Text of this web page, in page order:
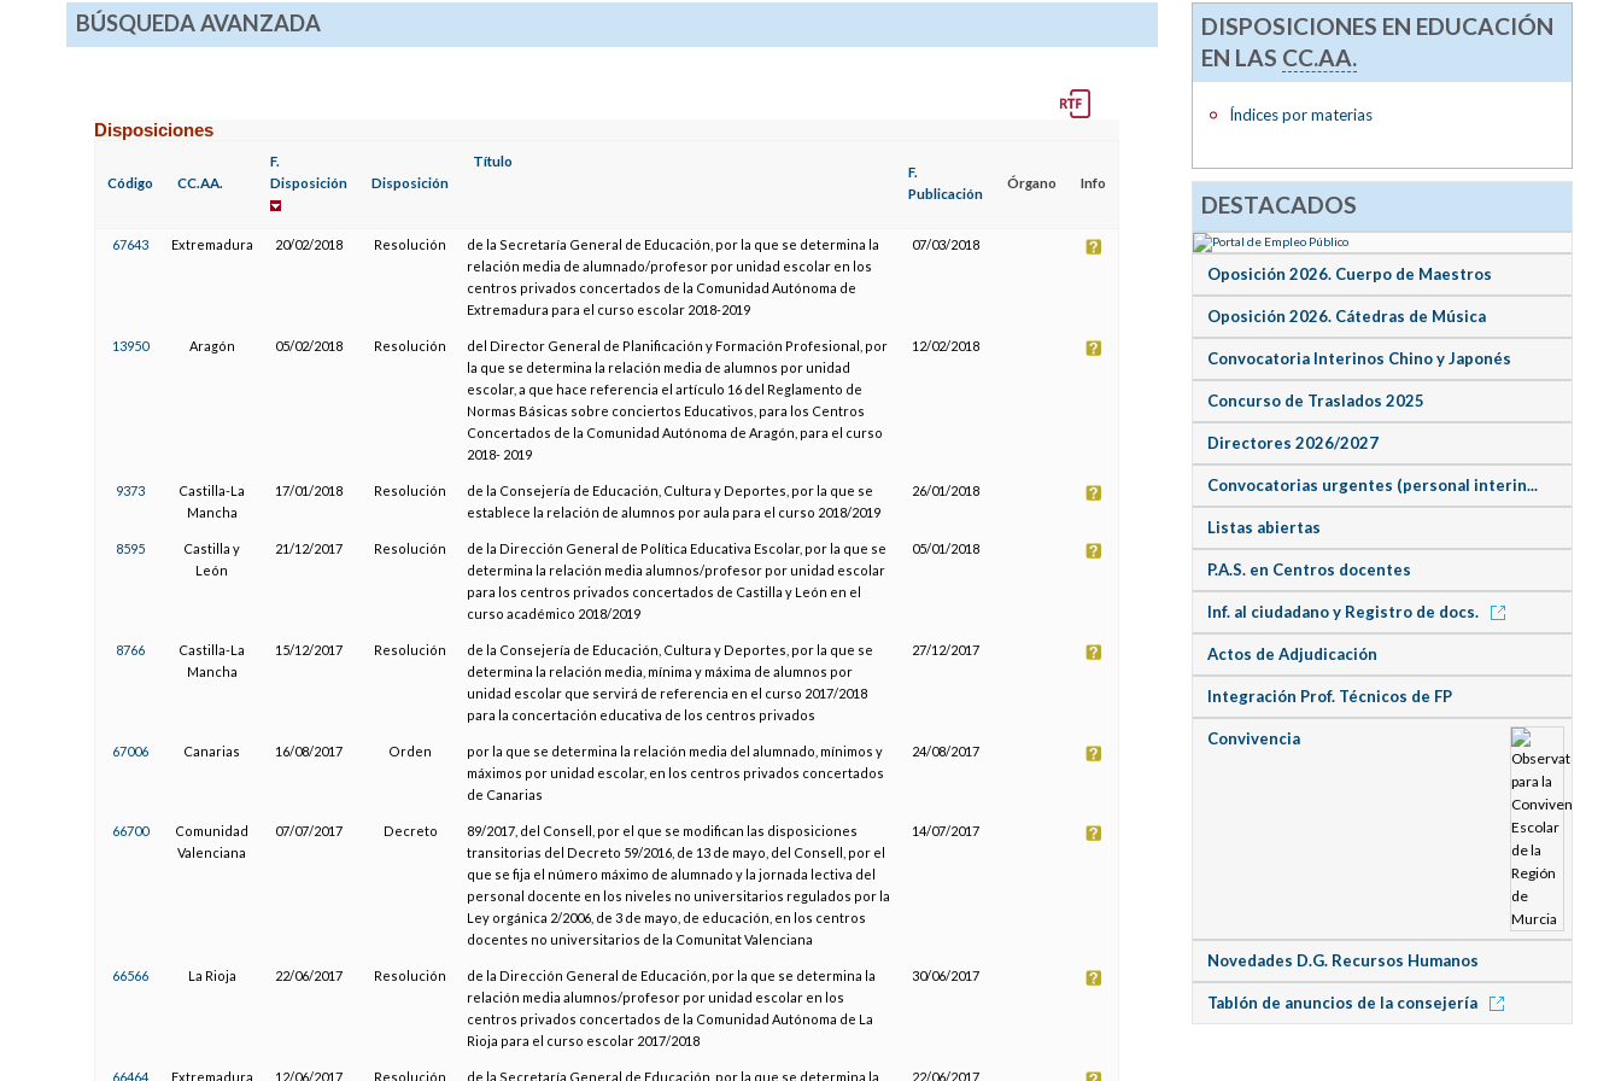
BÚSQUEDA AVANZADA
Disposiciones
Código CC.AA.
F.
Disposición
Disposición
Título
F.
Publicación
Órgano Info
67643 Extremadura 20/02/2018 Resolución
de la Secretaría General de Educación, por la que se determina la
relación media de alumnado/profesor por unidad escolar en los
centros privados concertados de la Comunidad Autónoma de
Extremadura para el curso escolar 2018-2019
07/03/2018
13950 Aragón 05/02/2018 Resolución
del Director General de Planificación y Formación Profesional, por
la que se determina la relación media de alumnos por unidad
escolar, a que hace referencia el artículo 16 del Reglamento de
Normas Básicas sobre conciertos Educativos, para los Centros
Concertados de la Comunidad Autónoma de Aragón, para el curso
2018- 2019
12/02/2018
9373
Castilla-La
Mancha
17/01/2018 Resolución
de la Consejería de Educación, Cultura y Deportes, por la que se
establece la relación de alumnos por aula para el curso 2018/2019
26/01/2018
8595
Castilla y
León
21/12/2017 Resolución
de la Dirección General de Política Educativa Escolar, por la que se
determina la relación media alumnos/profesor por unidad escolar
para los centros privados concertados de Castilla y León en el
curso académico 2018/2019
05/01/2018
8766
Castilla-La
Mancha
15/12/2017 Resolución
de la Consejería de Educación, Cultura y Deportes, por la que se
determina la relación media, mínima y máxima de alumnos por
unidad escolar que servirá de referencia en el curso 2017/2018
para la concertación educativa de los centros privados
27/12/2017
67006 Canarias 16/08/2017 Orden
por la que se determina la relación media del alumnado, mínimos y
máximos por unidad escolar, en los centros privados concertados
de Canarias
24/08/2017
66700
Comunidad
Valenciana
07/07/2017 Decreto
89/2017, del Consell, por el que se modifican las disposiciones
transitorias del Decreto 59/2016, de 13 de mayo, del Consell, por el
que se fija el número máximo de alumnado y la jornada lectiva del
personal docente en los niveles no universitarios regulados por la
Ley orgánica 2/2006, de 3 de mayo, de educación, en los centros
docentes no universitarios de la Comunitat Valenciana
14/07/2017
66566 La Rioja 22/06/2017 Resolución
de la Dirección General de Educación, por la que se determina la
relación media alumnos/profesor por unidad escolar en los
centros privados concertados de la Comunidad Autónoma de La
Rioja para el curso escolar 2017/2018
30/06/2017
66464 Extremadura 12/06/2017 Resolución de la Secretaría General de Educación, por la que se determina la 22/06/2017
DISPOSICIONES EN EDUCACIÓN
EN LAS CC.AA.
Índices por materias
DESTACADOS
Oposición 2026. Cuerpo de Maestros
Oposición 2026. Cátedras de Música
Convocatoria Interinos Chino y Japonés
Concurso de Traslados 2025
Directores 2026/2027
Convocatorias urgentes (personal interin...
Listas abiertas
P.A.S. en Centros docentes
Inf. al ciudadano y Registro de docs.
Actos de Adjudicación
Integración Prof. Técnicos de FP
Convivencia
Novedades D.G. Recursos Humanos
Tablón de anuncios de la consejería